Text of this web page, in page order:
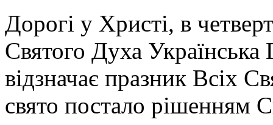
Дорогі у Христі, в
Святого Духа Українська
відзначає празник Всіх
свято постало рішенням